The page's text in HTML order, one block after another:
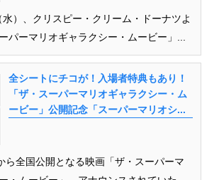
）、クリスピー・クリーム・ドーナツよ
パーマリオギャラクシー・ムービー」...
全シートにチコが！入場者特典もあり！
「ザ・スーパーマリオギャラクシー・ム
ービー」公開記念「スーパーマリオシ...
ら全国公開となる映画「ザ・スーパーマ